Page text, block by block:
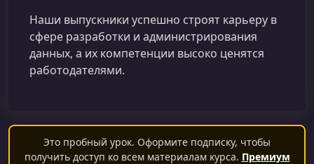
Наши выпускники успешно строят карьеру в
сфере разработки и администрирования
данных, а их компетенции высоко ценятся
работодателями.
Это пробный урок. Оформите подписку, чтобы
получить доступ ко всем материалам курса. Премиум